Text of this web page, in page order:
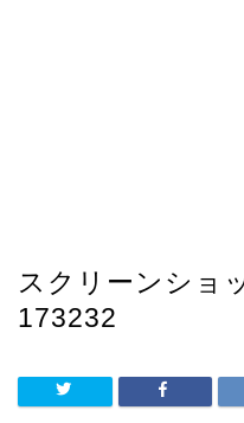
スクリーンショ
173232